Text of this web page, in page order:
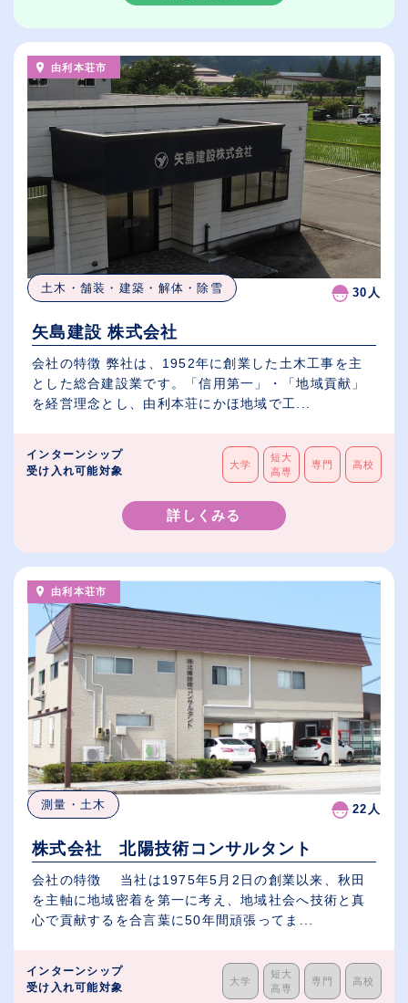
由利本荘市
土木・舗装・建築・解体・除雪 30人
矢島建設 株式会社
会社の特徴 弊社は、1952年に創業した土木工事を主
とした総合建設業です。「信用第一」・「地域貢献」
を経営理念とし、由利本荘にかほ地域で工...
インターンシップ
受け入れ可能対象
大学
短大
高専
専門 高校
詳しくみる
由利本荘市
測量・土木 22人
株式会社 北陽技術コンサルタント
会社の特徴 当社は1975年5月2日の創業以来、秋田
を主軸に地域密着を第一に考え、地域社会へ技術と真
心で貢献するを合言葉に50年間頑張ってま...
インターンシップ
受け入れ可能対象
大学
短大
高専
専門 高校